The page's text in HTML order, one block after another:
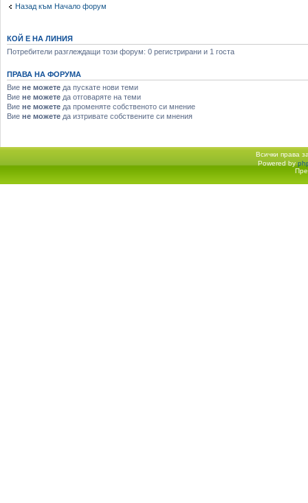
Назад към Начало форум
КОЙ Е НА ЛИНИЯ
Потребители разглеждащи този форум: 0 регистрирани и 1 госта
ПРАВА НА ФОРУМА
Вие не можете да пускате нови теми
Вие не можете да отговаряте на теми
Вие не можете да променяте собственото си мнение
Вие не можете да изтривате собствените си мнения
Всички права
Начало форум Powered by